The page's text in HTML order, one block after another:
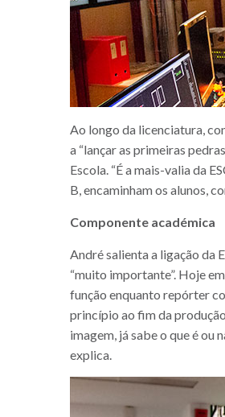
Ao longo da licenciatura,
a “lançar as primeiras
Escola. “É a mais-valia da
B, encaminham os alunos,
Componente académica
André salienta a ligação da
“muito importante”. Hoje
função enquanto repórter
princípio ao fim da
imagem, já sabe o que é ou
explica.